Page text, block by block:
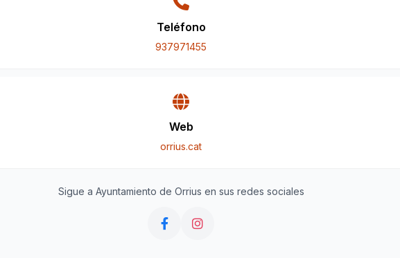
Teléfono
937971455
Web
orrius.cat
Sigue a Ayuntamiento de Orrius en sus redes sociales